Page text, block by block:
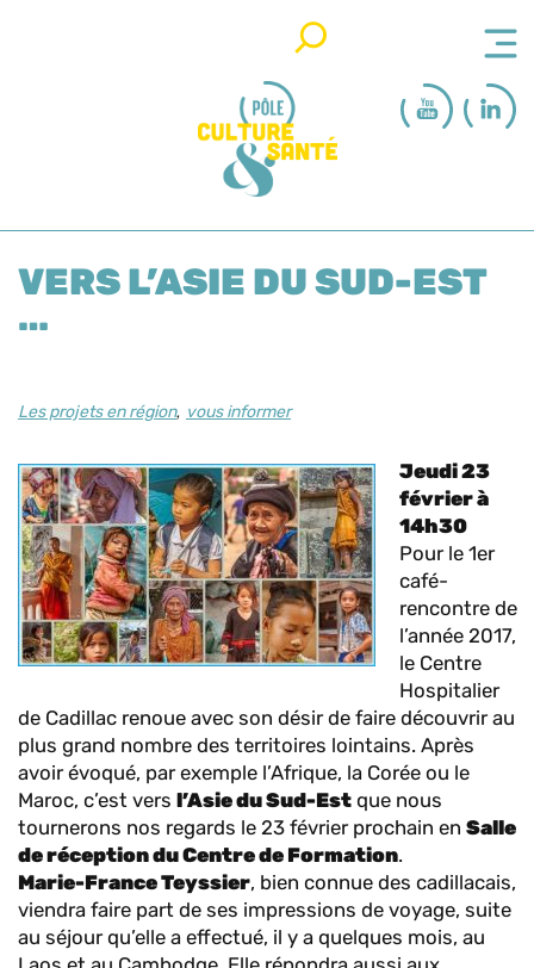
VERS L’ASIE DU SUD-EST
…
Les projets en région, vous informer
Jeudi 23
février à
14h30
Pour le 1er
café-
rencontre de
l’année 2017,
le Centre
Hospitalier
de Cadillac renoue avec son désir de faire découvrir au
plus grand nombre des territoires lointains. Après
avoir évoqué, par exemple l’Afrique, la Corée ou le
Maroc, c’est vers l’Asie du Sud-Est que nous
tournerons nos regards le 23 février prochain en Salle
de réception du Centre de Formation.
Marie-France Teyssier, bien connue des cadillacais,
viendra faire part de ses impressions de voyage, suite
au séjour qu’elle a effectué, il y a quelques mois, au